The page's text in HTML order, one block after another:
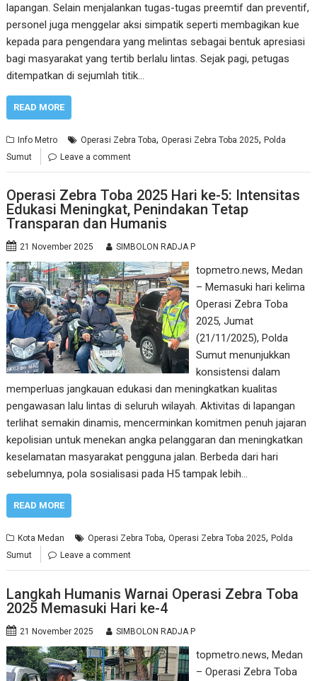
lapangan. Selain menjalankan tugas-tugas preemtif dan preventif,
personel juga menggelar aksi simpatik seperti membagikan kue
kepada para pengendara yang melintas sebagai bentuk apresiasi
bagi masyarakat yang tertib berlalu lintas. Sejak pagi, petugas
ditempatkan di sejumlah titik…
READ MORE
Info Metro Operasi Zebra Toba,Operasi Zebra Toba 2025,Polda
Sumut
Leave a comment
Operasi Zebra Toba 2025 Hari ke-5: Intensitas
Edukasi Meningkat, Penindakan Tetap
Transparan dan Humanis
21 November 2025 SIMBOLON RADJA P
topmetro.news, Medan
– Memasuki hari kelima
Operasi Zebra Toba
2025, Jumat
(21/11/2025), Polda
Sumut menunjukkan
konsistensi dalam
memperluas jangkauan edukasi dan meningkatkan kualitas
pengawasan lalu lintas di seluruh wilayah. Aktivitas di lapangan
terlihat semakin dinamis, mencerminkan komitmen penuh jajaran
kepolisian untuk menekan angka pelanggaran dan meningkatkan
keselamatan masyarakat pengguna jalan. Berbeda dari hari
sebelumnya, pola sosialisasi pada H5 tampak lebih…
READ MORE
Kota Medan Operasi Zebra Toba,Operasi Zebra Toba 2025,Polda
Sumut
Leave a comment
Langkah Humanis Warnai Operasi Zebra Toba
2025 Memasuki Hari ke-4
21 November 2025 SIMBOLON RADJA P
topmetro.news, Medan
– Operasi Zebra Toba